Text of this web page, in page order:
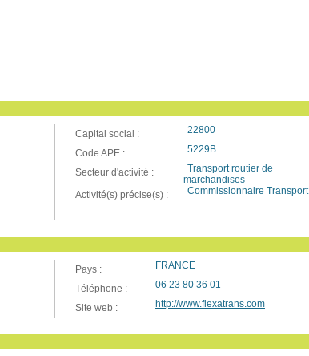
Capital social : 22800
Code APE : 5229B
Secteur d'activité :
Transport routier de
marchandises
Activité(s) précise(s) :
Commissionnaire Transport
Pays : FRANCE
Téléphone : 06 23 80 36 01
Site web : http://www.flexatrans.com